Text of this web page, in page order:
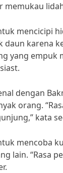
memukau
mencicipi
daun karena
yang empuk
dengan
orang.
kata
mencoba
lain. “Rasa